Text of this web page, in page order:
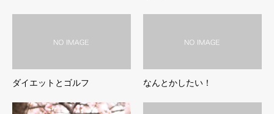
ダイエットとゴルフ なんとかしたい！